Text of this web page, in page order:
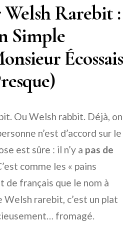
Rarebit :
Simple
Écossais
Ou Welsh rabbit. Déjà, on
n’est d’accord sur le
est sûre : il n’y a pas de
comme les « pains
de français que le nom à
Welsh rarebit, c’est un plat
fromagé.